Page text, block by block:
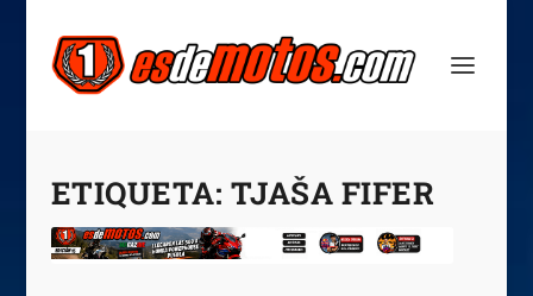
ETIQUETA: TJAŠA FIFER